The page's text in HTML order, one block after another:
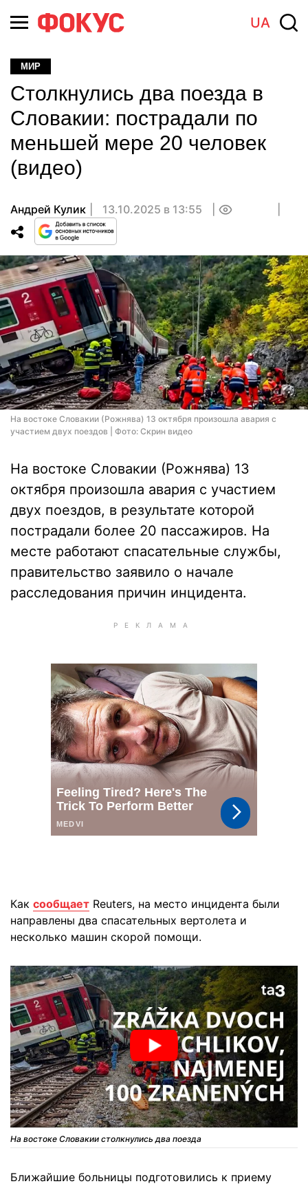
UA
МИР
Столкнулись два поезда в
Словакии: пострадали по
меньшей мере 20 человек
(видео)
Андрей Кулик 13.10.2025 в 13:55
На востоке Словакии (Рожнява) 13 октября произошла авария с
участием двух поездов | Фото: Скрин видео
На востоке Словакии (Рожнява) 13
октября произошла авария с участием
двух поездов, в результате которой
пострадали более 20 пассажиров. На
месте работают спасательные службы,
правительство заявило о начале
расследования причин инцидента.
Как сообщает Reuters, на место инцидента были
направлены два спасательных вертолета и
несколько машин скорой помощи.
На востоке Словакии столкнулись два поезда
Ближайшие больницы подготовились к приему